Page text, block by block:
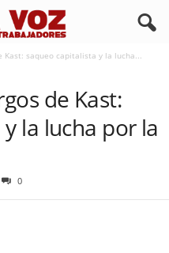
Kast: saqueo capitalista y la lucha...
de Kast:
la lucha por la
0